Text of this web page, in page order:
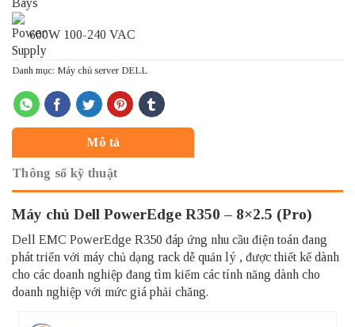
600W 100-240 VAC
Danh mục: Máy chủ server DELL
Mô tả
Thông số kỹ thuật
Máy chủ Dell PowerEdge R350 – 8×2.5 (Pro)
Dell EMC PowerEdge R350 đáp ứng nhu cầu điện toán đang
phát triển với máy chủ dạng rack dễ quản lý , được thiết kế dành
cho các doanh nghiệp đang tìm kiếm các tính năng dành cho
doanh nghiệp với mức giá phải chăng.